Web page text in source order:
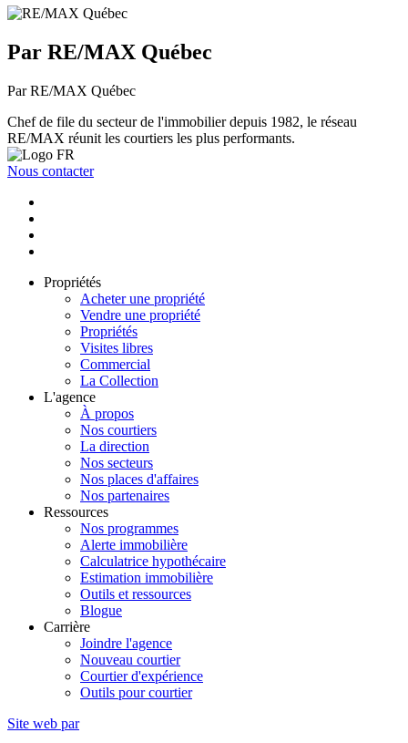
Par RE/MAX Québec
Par RE/MAX Québec
Chef de file du secteur de l'immobilier depuis 1982, le réseau
RE/MAX réunit les courtiers les plus performants.
Nous contacter
Propriétés
Acheter une propriété
Vendre une propriété
Propriétés
Visites libres
Commercial
La Collection
L'agence
À propos
Nos courtiers
La direction
Nos secteurs
Nos places d'affaires
Nos partenaires
Ressources
Nos programmes
Alerte immobilière
Calculatrice hypothécaire
Estimation immobilière
Outils et ressources
Blogue
Carrière
Joindre l'agence
Nouveau courtier
Courtier d'expérience
Outils pour courtier
Site web par